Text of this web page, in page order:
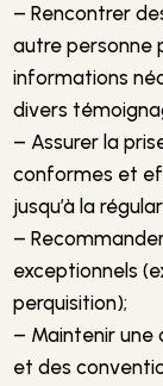
– Rencontrer
autre personne
informations
divers
– Assurer la
conformes et
jusqu’à la
–
exceptionnels
perquisition);
– Maintenir une
et des